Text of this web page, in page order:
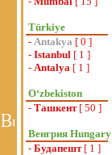
Türkiye
- Antakya [ 0 ]
- Istanbul [ 1 ]
- Antalya [ 1 ]
Oʻzbekiston
- Ташкент[ 50 ]
Венгрия Hungary
- Будапешт[ 1 ]